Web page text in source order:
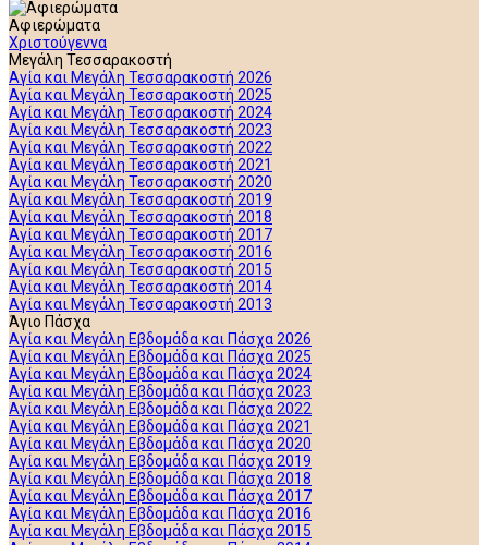
Αφιερώματα
Χριστούγεννα
Μεγάλη Τεσσαρακοστή
Αγία και Μεγάλη Τεσσαρακοστή 2026
Αγία και Μεγάλη Τεσσαρακοστή 2025
Αγία και Μεγάλη Τεσσαρακοστή 2024
Αγία και Μεγάλη Τεσσαρακοστή 2023
Αγία και Μεγάλη Τεσσαρακοστή 2022
Αγία και Μεγάλη Τεσσαρακοστή 2021
Αγία και Μεγάλη Τεσσαρακοστή 2020
Αγία και Μεγάλη Τεσσαρακοστή 2019
Αγία και Μεγάλη Τεσσαρακοστή 2018
Αγία και Μεγάλη Τεσσαρακοστή 2017
Αγία και Μεγάλη Τεσσαρακοστή 2016
Αγία και Μεγάλη Τεσσαρακοστή 2015
Αγία και Μεγάλη Τεσσαρακοστή 2014
Αγία και Μεγάλη Τεσσαρακοστή 2013
Άγιο Πάσχα
Αγία και Μεγάλη Εβδομάδα και Πάσχα 2026
Αγία και Μεγάλη Εβδομάδα και Πάσχα 2025
Αγία και Μεγάλη Εβδομάδα και Πάσχα 2024
Αγία και Μεγάλη Εβδομάδα και Πάσχα 2023
Αγία και Μεγάλη Εβδομάδα και Πάσχα 2022
Αγία και Μεγάλη Εβδομάδα και Πάσχα 2021
Αγία και Μεγάλη Εβδομάδα και Πάσχα 2020
Αγία και Μεγάλη Εβδομάδα και Πάσχα 2019
Αγία και Μεγάλη Εβδομάδα και Πάσχα 2018
Αγία και Μεγάλη Εβδομάδα και Πάσχα 2017
Αγία και Μεγάλη Εβδομάδα και Πάσχα 2016
Αγία και Μεγάλη Εβδομάδα και Πάσχα 2015